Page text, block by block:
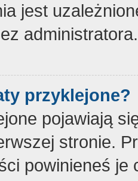
jest
administratora.
przyklejone?
pojawiają
stronie.
powinieneś je